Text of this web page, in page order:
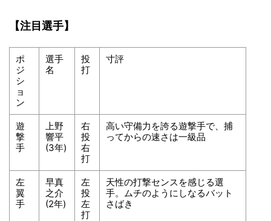
【注目選手】
ポ
ジ
シ
ョ
ン
選手
名
投
打
寸評
遊
撃
手
上野
響平
(3年)
右
投
右
打
高い守備力を誇る遊撃手で、捕
ってからの速さは一級品
左
翼
手
早真
之介
(2年)
左
投
左
打
天性の打撃センスを感じる選
手。ムチのようにしなるバット
さばき